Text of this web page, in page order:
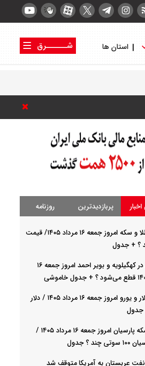
استان ها
شــــــرق
پربازدیدترین روزنامه
قیمت طلا و سکه امروز جمعه ۱۶ مرداد ۱۴۰۵/ قیمت
؟ + جدول
چرا برق در کهگیلویه و بویر احمد امروز جمعه ۱۶
قیمت دلار و یورو امروز جمعه ۱۶ مرداد ۱۴۰۵ / دلار
جدول
قیمت سکه پارسیان امروز جمعه ۱۶ مرداد ۱۴۰۵ /
؟ جدول
عربستان به آمریکا متوقف شد